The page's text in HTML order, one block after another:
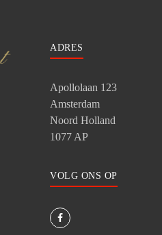
ADRES
Apollolaan 123
Amsterdam
Noord Holland
1077 AP
VOLG ONS OP